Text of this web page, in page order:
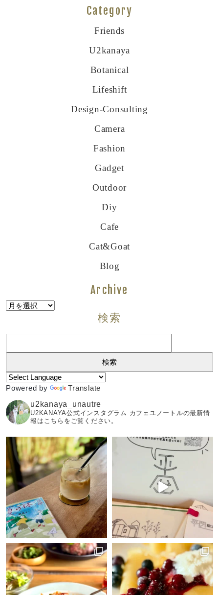
Category
Friends
U2kanaya
Botanical
Lifeshift
Design-Consulting
Camera
Fashion
Gadget
Outdoor
Diy
Cafe
Cat&goat
Blog
Archive
Archive
検索
Powered by
Translate
u2kanaya_unautre
U2KANAYA公式インスタグラム カフェユノートルの最新情
報はこちらをご覧ください。